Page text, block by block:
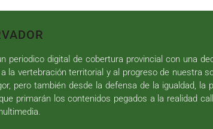
periodico digital de cobertura provincial con una
la vertebración territorial y al progreso de nuestra
pero también desde la defensa de la igualdad, la
primarán los contenidos pegados a la realidad